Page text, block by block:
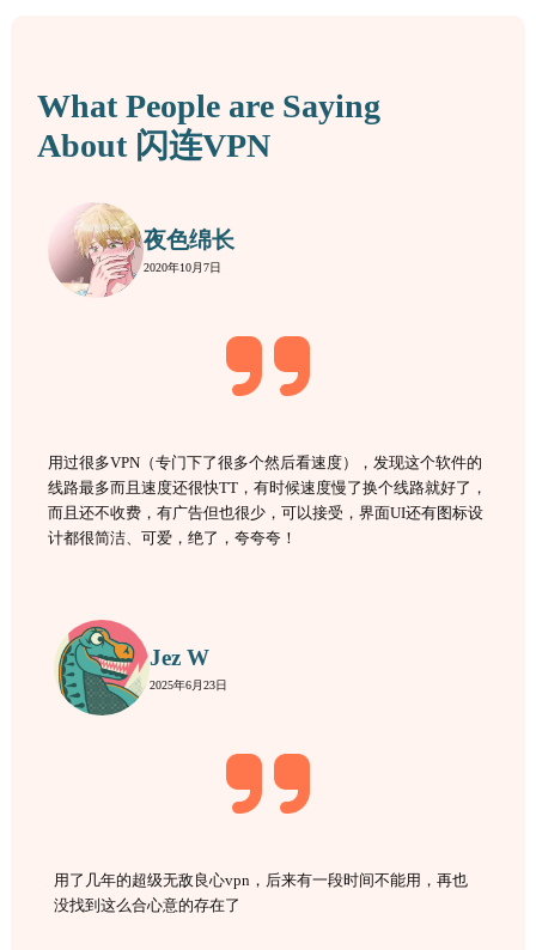
What People are Saying
About 闪连VPN
夜色绵长
2020年10月7日
用过很多VPN（专门下了很多个然后看速度），发现这个软件的
线路最多而且速度还很快TT，有时候速度慢了换个线路就好了，
而且还不收费，有广告但也很少，可以接受，界面UI还有图标设
计都很简洁、可爱，绝了，夸夸夸！
Jez W
2025年6月23日
用了几年的超级无敌良心vpn，后来有一段时间不能用，再也
没找到这么合心意的存在了